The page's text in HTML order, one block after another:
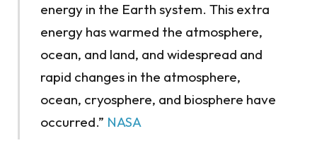
energy in the Earth system. This extra
energy has warmed the atmosphere,
ocean, and land, and widespread and
rapid changes in the atmosphere,
ocean, cryosphere, and biosphere have
occurred.” NASA